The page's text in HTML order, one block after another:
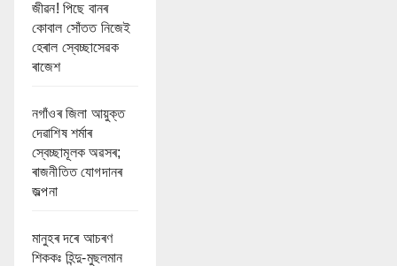
জীৱন! পিছে বানৰ
কোবাল সোঁতত নিজেই
হেৰাল স্বেচ্ছাসেৱক
ৰাজেশ
নগাঁওৰ জিলা আয়ুক্ত
দেৱাশিষ শৰ্মাৰ
স্বেচ্ছামূলক অৱসৰ;
ৰাজনীতিত যোগদানৰ
জল্পনা
মানুহৰ দৰে আচৰণ
শিককঃ হিন্দু-মুছলমান